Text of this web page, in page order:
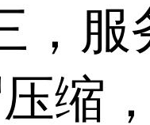
服务
缩